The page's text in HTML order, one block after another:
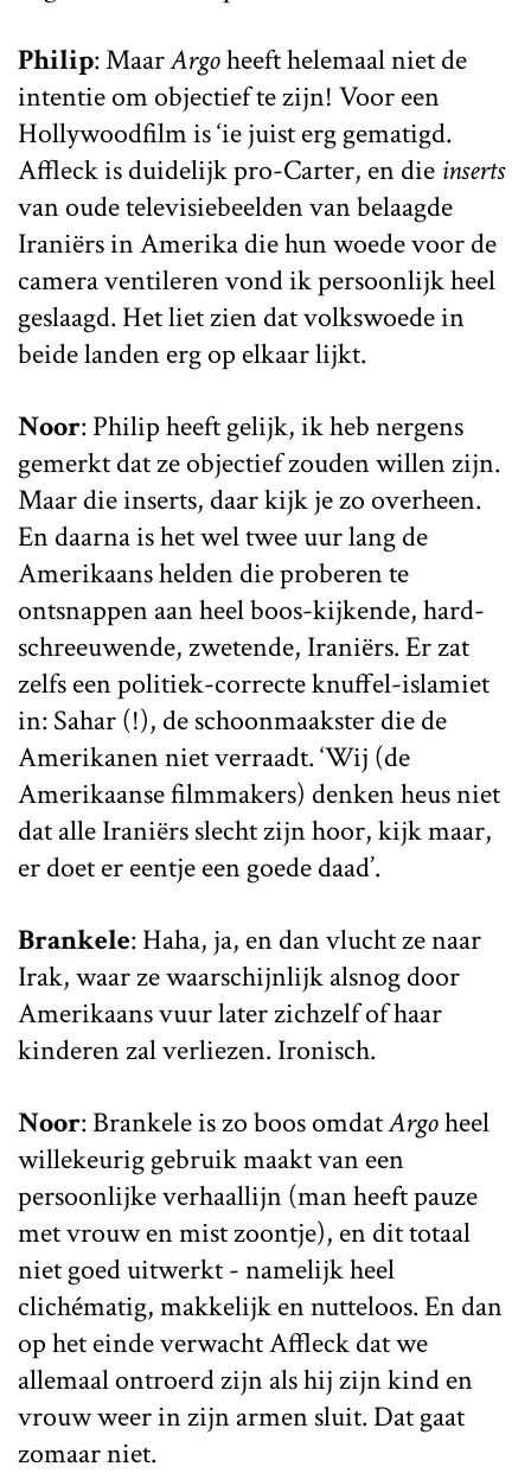
Philip: MaarArgoheeft helemaal niet de
intentie om objectief te zijn! Voor een
Hollywoodfilm is ‘ie juist erg gematigd.
Affleck is duidelijk pro-Carter, en die inserts
van oude televisiebeelden van belaagde
Iraniërs in Amerika die hun woede voor de
camera ventileren vond ik persoonlijk heel
geslaagd. Het liet zien dat volkswoede in
beide landen erg op elkaar lijkt.
Noor: Philip heeft gelijk, ik heb nergens
gemerkt dat ze objectief zouden willen zijn.
Maar die inserts, daar kijk je zo overheen.
En daarna is het wel twee uur lang de
Amerikaans helden die proberen te
ontsnappen aan heel boos-kijkende, hard-
schreeuwende, zwetende, Iraniërs. Er zat
zelfs een politiek-correcte knuffel-islamiet
in: Sahar (!), de schoonmaakster die de
Amerikanen niet verraadt. ‘Wij (de
Amerikaanse filmmakers) denken heus niet
dat alle Iraniërs slecht zijn hoor, kijk maar,
er doet er eentje een goede daad’.
Brankele: Haha, ja, en dan vlucht ze naar
Irak, waar ze waarschijnlijk alsnog door
Amerikaans vuur later zichzelf of haar
kinderen zal verliezen. Ironisch.
Noor: Brankele is zo boos omdatArgoheel
willekeurig gebruik maakt van een
persoonlijke verhaallijn (man heeft pauze
met vrouw en mist zoontje), en dit totaal
niet goed uitwerkt - namelijk heel
clichématig, makkelijk en nutteloos. En dan
op het einde verwacht Affleck dat we
allemaal ontroerd zijn als hij zijn kind en
vrouw weer in zijn armen sluit. Dat gaat
zomaar niet.